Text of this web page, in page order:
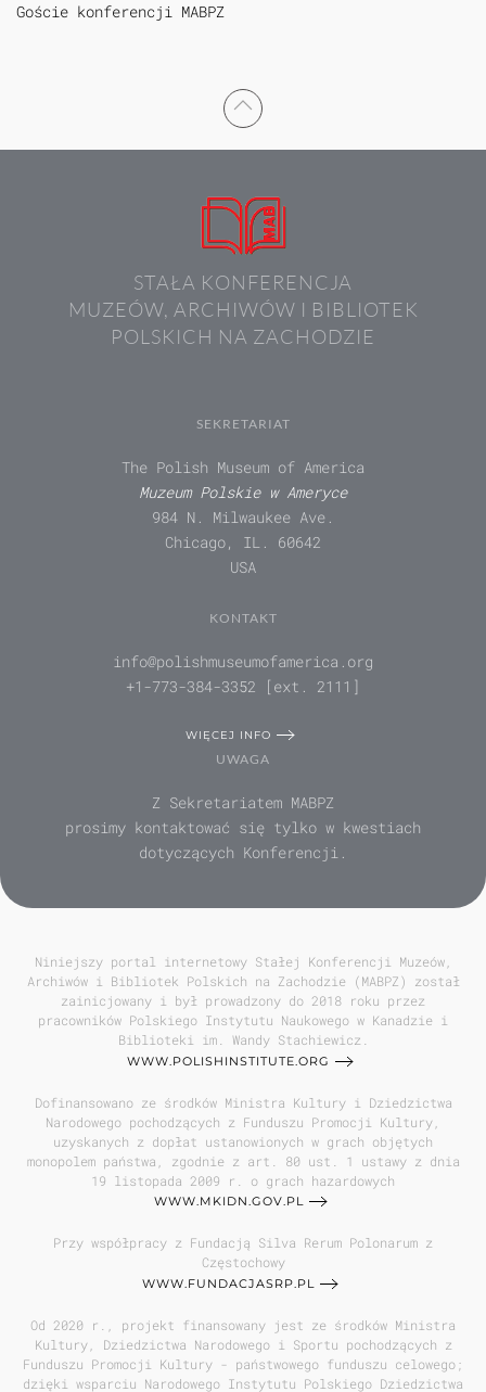
Goście konferencji MABPZ
STAŁA KONFERENCJA
MUZEÓW, ARCHIWÓW I BIBLIOTEK
POLSKICH NA ZACHODZIE
SEKRETARIAT
The Polish Museum of America
Muzeum Polskie w Ameryce
984 N. Milwaukee Ave.
Chicago, IL. 60642
USA
KONTAKT
info@polishmuseumofamerica.org
+1-773-384-3352 [ext. 2111]
WIĘCEJ INFO
UWAGA
Z Sekretariatem MABPZ
prosimy kontaktować się tylko w kwestiach
dotyczących Konferencji.
Niniejszy portal internetowy Stałej Konferencji Muzeów,
Archiwów i Bibliotek Polskich na Zachodzie (MABPZ) został
zainicjowany i był prowadzony do 2018 roku przez
pracowników Polskiego Instytutu Naukowego w Kanadzie i
Biblioteki im. Wandy Stachiewicz.
WWW.POLISHINSTITUTE.ORG
Dofinansowano ze środków Ministra Kultury i Dziedzictwa
Narodowego pochodzących z Funduszu Promocji Kultury,
uzyskanych z dopłat ustanowionych w grach objętych
monopolem państwa, zgodnie z art. 80 ust. 1 ustawy z dnia
19 listopada 2009 r. o grach hazardowych
WWW.MKIDN.GOV.PL
Przy współpracy z Fundacją Silva Rerum Polonarum z
Częstochowy
WWW.FUNDACJASRP.PL
Od 2020 r., projekt finansowany jest ze środków Ministra
Kultury, Dziedzictwa Narodowego i Sportu pochodzących z
Funduszu Promocji Kultury - państwowego funduszu celowego;
dzięki wsparciu Narodowego Instytutu Polskiego Dziedzictwa